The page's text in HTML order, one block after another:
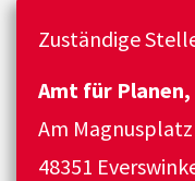
Zuständige
Amt für
Am Magnusplatz
48351